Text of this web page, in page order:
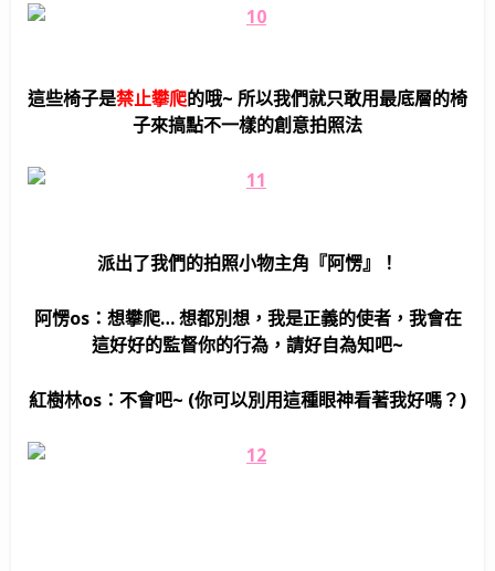
這些椅子是禁止攀爬的哦~ 所以我們就只敢用最底層的椅
子來搞點不一樣的創意拍照法
派出了我們的拍照小物主角『阿愣』！
阿愣os：想攀爬… 想都別想，我是正義的使者，我會在
這好好的監督你的行為，請好自為知吧~
紅樹林os：不會吧~ (你可以別用這種眼神看著我好嗎？)